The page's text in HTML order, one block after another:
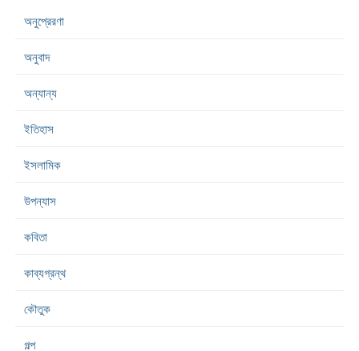
অনুপ্রেরণা
অনুবাদ
অন্যান্য
ইতিহাস
ইসলামিক
উপন্যাস
কবিতা
কাব্যগ্রন্থ
কৌতুক
গল্প